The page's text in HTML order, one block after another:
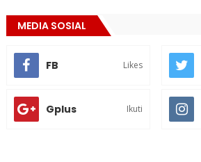
MEDIA SOSIAL
FB Likes
Gplus Ikuti